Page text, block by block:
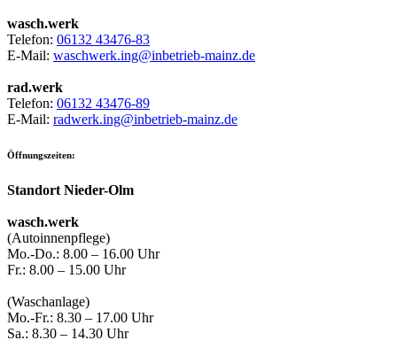
wasch.werk
Telefon: 06132 43476-83
E-Mail: waschwerk.ing@inbetrieb-mainz.de
rad.werk
Telefon: 06132 43476-89
E-Mail: radwerk.ing@inbetrieb-mainz.de
Öffnungszeiten:
Standort Nieder-Olm
wasch.werk
(Autoinnenpflege)
Mo.-Do.: 8.00 – 16.00 Uhr
Fr.: 8.00 – 15.00 Uhr
(Waschanlage)
Mo.-Fr.: 8.30 – 17.00 Uhr
Sa.: 8.30 – 14.30 Uhr